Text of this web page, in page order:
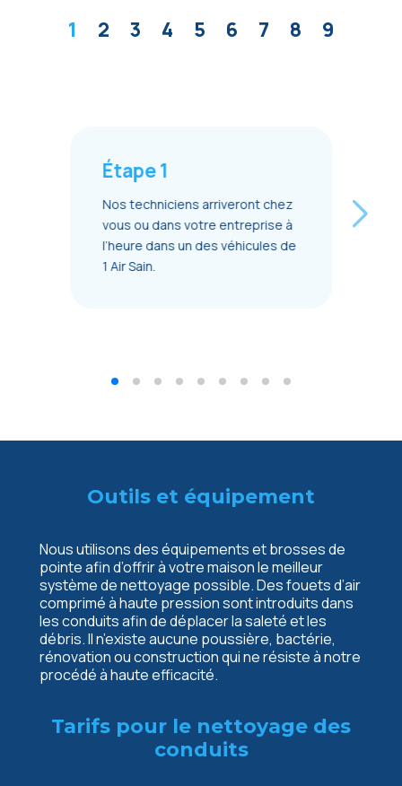
1 2 3 4 5 6 7 8 9
Étape 1
Nos techniciens arriveront chez
vous ou dans votre entreprise à
l’heure dans un des véhicules de
1 Air Sain.
Outils et équipement
Nous utilisons des équipements et brosses de
pointe afin d’offrir à votre maison le meilleur
système de nettoyage possible. Des fouets d’air
comprimé à haute pression sont introduits dans
les conduits afin de déplacer la saleté et les
débris. Il n’existe aucune poussière, bactérie,
rénovation ou construction qui ne résiste à notre
procédé à haute efficacité.
Tarifs pour le nettoyage des
conduits